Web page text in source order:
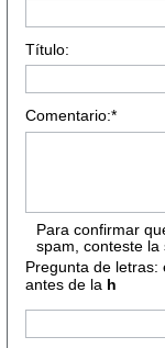
Título:
Comentario:*
Para confirmar
spam, conteste la
Pregunta de letras:
antes de la h